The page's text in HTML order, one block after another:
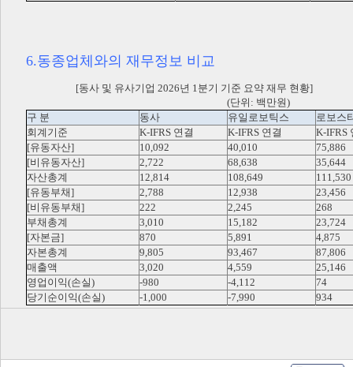
6.동종업체와의 재무정보 비교
[동사 및 유사기업 2026년 1분기 기준 요약 재무 현황]
(단위: 백만원)
구 분
동사 유일로보틱스
로보스
회계기준
K-IFRS 연결 K-IFRS 연결
K-IFRS
[유동자산]
10,092 40,010
75,886
[비유동자산]
2,722 68,638
35,644
자산총계
12,814 108,649
111,530
[유동부채]
2,788 12,938
23,456
[비유동부채]
222 2,245
268
부채총계
3,010 15,182
23,724
[자본금]
870 5,891
4,875
자본총계
9,805 93,467
87,806
매출액
3,020 4,559
25,146
영업이익(손실)
-980 -4,112
74
당기순이익(손실)
-1,000 -7,990 934